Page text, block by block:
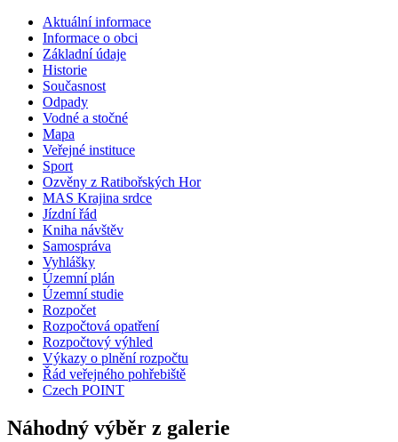
Aktuální informace
Informace o obci
Základní údaje
Historie
Současnost
Odpady
Vodné a stočné
Mapa
Veřejné instituce
Sport
Ozvěny z Ratibořských Hor
MAS Krajina srdce
Jízdní řád
Kniha návštěv
Samospráva
Vyhlášky
Územní plán
Územní studie
Rozpočet
Rozpočtová opatření
Rozpočtový výhled
Výkazy o plnění rozpočtu
Řád veřejného pohřebiště
Czech POINT
Náhodný výběr z galerie